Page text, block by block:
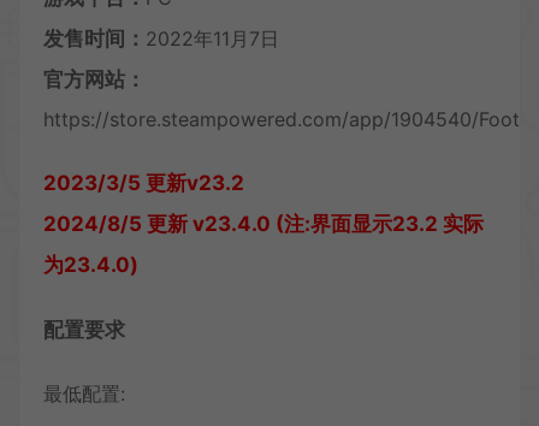
发售时间： 2022年11月7日
官方网站：
https://store.steampowered.com/app/1904540/
2023/3/5 更新v23.2
2024/8/5 更新 v23.4.0 (注:界面显示23.2 实际
为23.4.0)
配置要求
最低配置: